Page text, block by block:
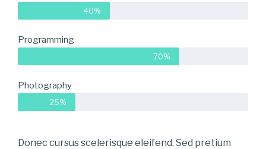
40%
Programming
70%
Photography
25%
Donec cursus scelerisque eleifend. Sed pretium